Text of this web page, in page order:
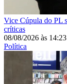
Vice Cúpula do PL
críticas
08/08/2026 às 14:23
Política